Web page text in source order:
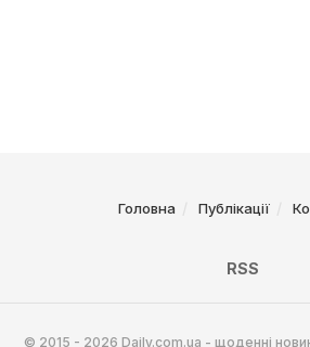
Головна Публікації
RSS
© 2015 - 2026 Daily.com.ua - щоденні